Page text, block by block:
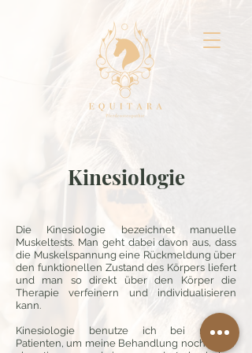
Kinesiologie
Die Kinesiologie bezeichnet manuelle
Muskeltests. Man geht dabei davon aus, dass
die Muskelspannung eine Rückmeldung über
den funktionellen Zustand des Körpers liefert
und man so direkt über den Körper die
Therapie verfeinern und individualisieren
kann.
Kinesiologie benutze ich bei meinen
Patienten, um meine Behandlung noch feiner